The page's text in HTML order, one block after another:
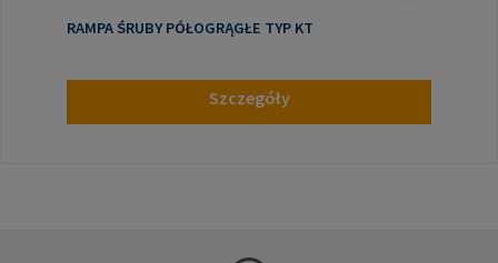
RAMPA ŚRUBY PÓŁOGRĄGŁE TYP KT
Szczegóły